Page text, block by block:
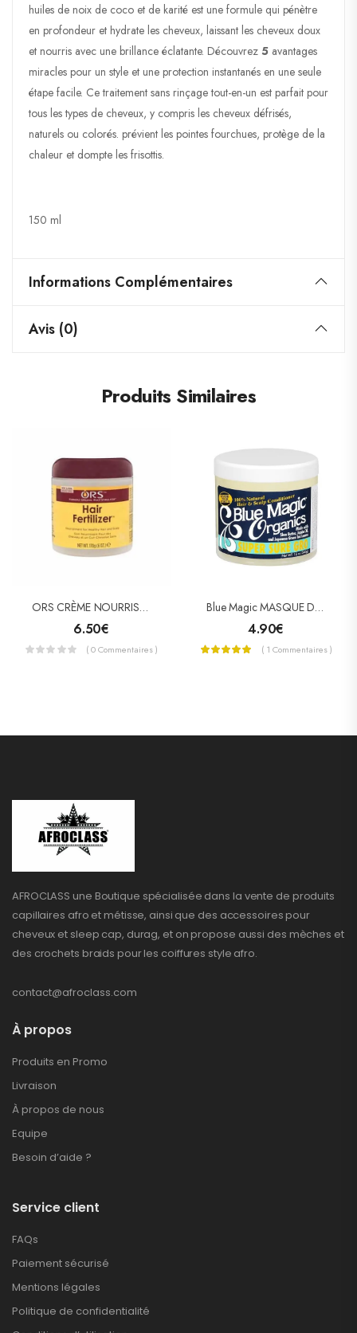
huiles de noix de coco et de karité est une formule qui pénètre
en profondeur et hydrate les cheveux, laissant les cheveux doux
et nourris avec une brillance éclatante. Découvrez 5 avantages
miracles pour un style et une protection instantanés en une seule
étape facile. Ce traitement sans rinçage tout-en-un est parfait pour
tous les types de cheveux, y compris les cheveux défrisés,
naturels ou colorés. prévient les pointes fourchues, protège de la
chaleur et dompte les frisottis.
150 ml
Informations Complémentaires
Avis (0)
Produits Similaires
ORS CRÈME NOURRISSANTE HAIR FERTILIZER
6.50€
( 0 Commentaires )
Blue Magic MASQUE DE CROISSANCE SUPER SURE GRO
4.90€
( 1 Commentaires )
AFROCLASS une Boutique spécialisée dans la vente de produits
capillaires afro et métisse, ainsi que des accessoires pour
cheveux et sleep cap, durag, et on propose aussi des mèches et
des crochets braids pour les coiffures style afro.
contact@afroclass.com
À propos
Produits en Promo
Livraison
À propos de nous
Equipe
Besoin d’aide ?
Service client
FAQs
Paiement sécurisé
Mentions légales
Politique de confidentialité